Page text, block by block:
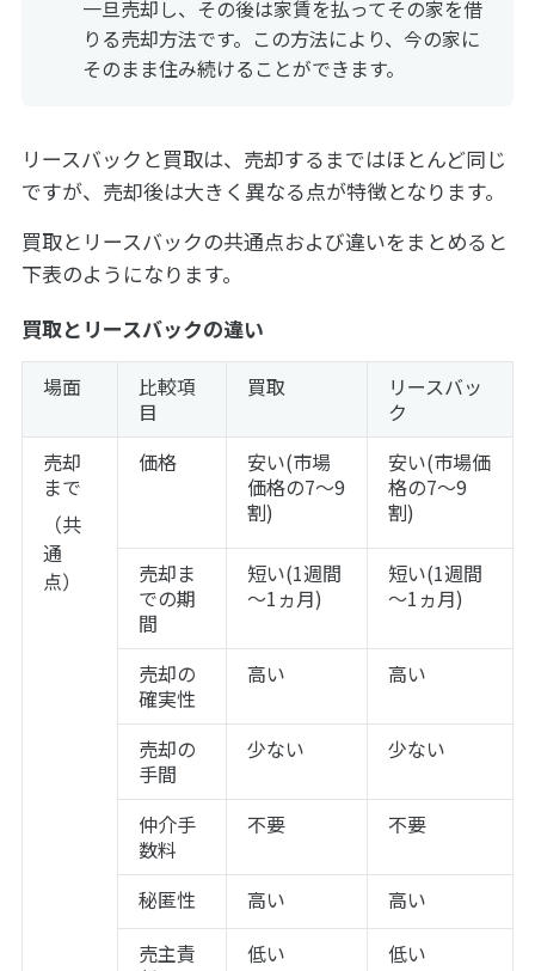
一旦売却し、その後は家賃を払ってその家を借
りる売却方法です。この方法により、今の家に
そのまま住み続けることができます。
リースバックと買取は、売却するまではほとんど同じ
ですが、売却後は大きく異なる点が特徴となります。
買取とリースバックの共通点および違いをまとめると
下表のようになります。
買取とリースバックの違い
場面
比較項
目
買取
リースバッ
ク
売却
まで
（共
通
点）
価格
安い(市場
価格の7～9
割)
安い(市場価
格の7～9
割)
売却ま
での期
間
短い(1週間
～1ヵ月)
短い(1週間
～1ヵ月)
売却の
確実性
高い 高い
売却の
手間
少ない 少ない
仲介手
数料
不要 不要
秘匿性 高い
高い
売主責
低い 低い